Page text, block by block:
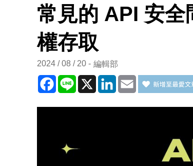
常見的 API 安全
權存取
2024 / 08 / 20 編輯部
Facebook
Line X LinkedInEmail